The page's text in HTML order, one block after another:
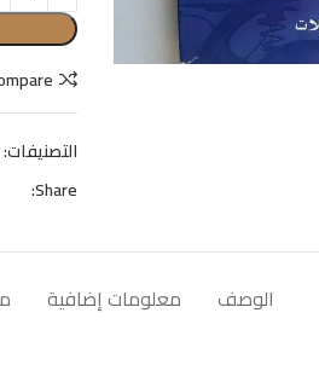
التصنيفات:
Share:
الوصف معلومات إضافية